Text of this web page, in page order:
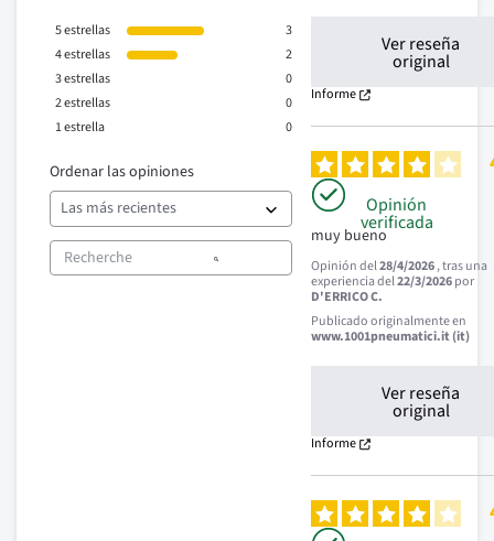
5estrellas
3
4estrellas
2
3estrellas
0
2estrellas
0
1estrella 0
Ordenar las opiniones
Ver reseña
original
Informe
Opinión
verificada
muy bueno
Opinión del28/4/2026, tras una
experiencia del22/3/2026por
D'ERRICO C.
Publicado originalmente en
www.1001pneumatici.it (it)
Ver reseña
original
Informe